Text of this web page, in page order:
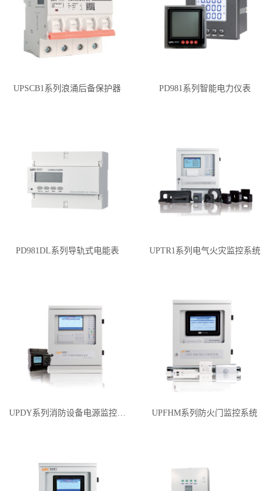
UPSCB1系列浪涌后备保护器 PD981系列智能电力仪表
PD981DL系列导轨式电能表 UPTR1系列电气火灾监控系统
UPDY系列消防设备电源监控系统 UPFHM系列防火门监控系统